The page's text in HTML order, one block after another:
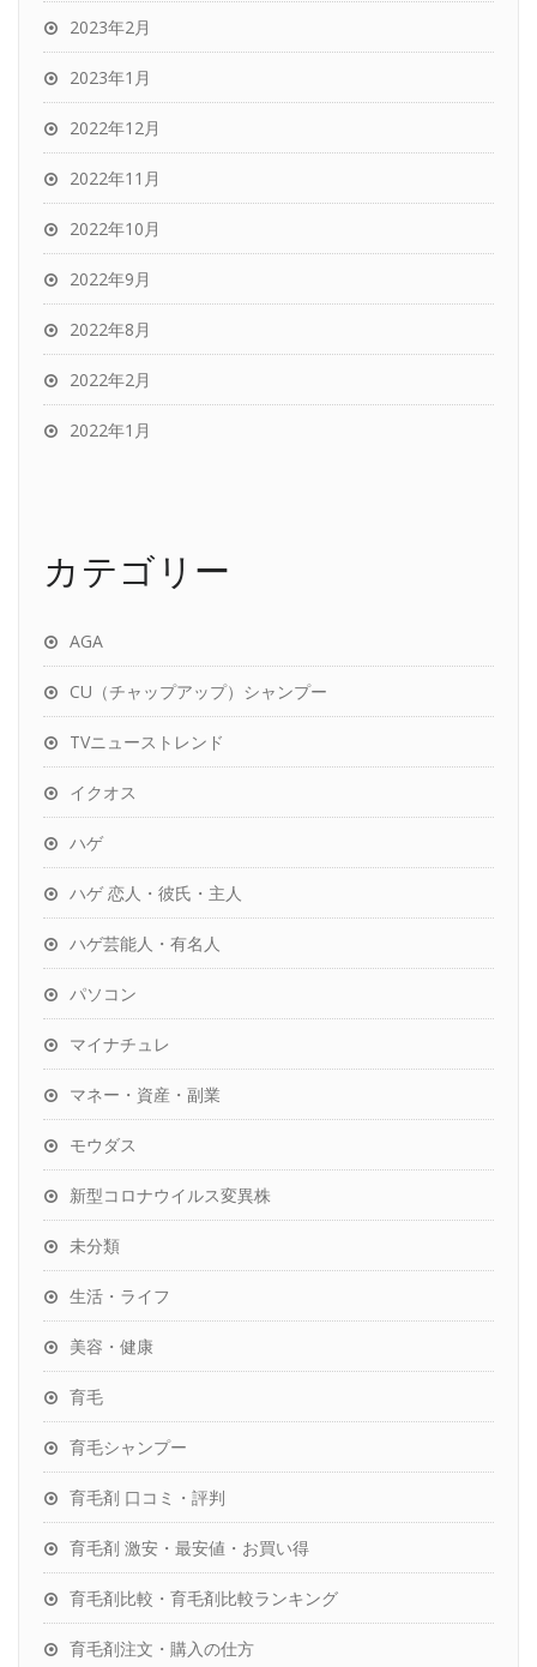
2023年2月
2023年1月
2022年12月
2022年11月
2022年10月
2022年9月
2022年8月
2022年2月
2022年1月
カテゴリー
AGA
CU（チャップアップ）シャンプー
TVニューストレンド
イクオス
ハゲ
ハゲ 恋人・彼氏・主人
ハゲ芸能人・有名人
パソコン
マイナチュレ
マネー・資産・副業
モウダス
新型コロナウイルス変異株
未分類
生活・ライフ
美容・健康
育毛
育毛シャンプー
育毛剤 口コミ・評判
育毛剤 激安・最安値・お買い得
育毛剤比較・育毛剤比較ランキング
育毛剤注文・購入の仕方